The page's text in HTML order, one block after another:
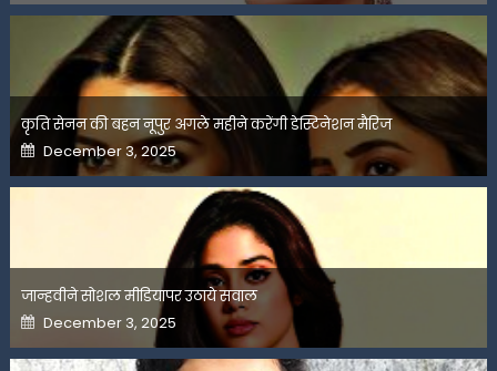
कृति सेनन की बहन नूपुर अगले महीने करेंगी डेस्टिनेशन मैरिज
Posted
on
December 3, 2025
जान्हवीने सोशल मीडियापर उठाये सवाल
Posted
on
December 3, 2025